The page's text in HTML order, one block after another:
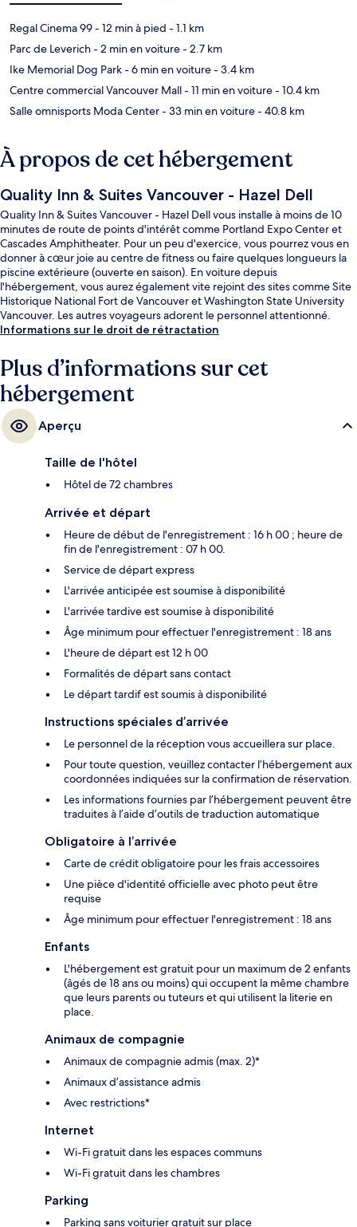
Regal Cinema 99- 12 min à pied - 1.1 km
Parc de Leverich- 2 min en voiture- 2.7 km
Ike Memorial Dog Park- 6 min en voiture- 3.4 km
Centre commercial Vancouver Mall- 11 min en voiture- 10.4 km
Salle omnisports Moda Center- 33 min en voiture- 40.8 km
À propos de cet hébergement
Quality Inn & Suites Vancouver - Hazel Dell
Quality Inn & Suites Vancouver - Hazel Dell vous installe à moins de 10
minutes de route de points d'intérêt comme Portland Expo Center et
Cascades Amphitheater. Pour un peu d'exercice, vous pourrez vous en
donner à cœur joie au centre de fitness ou faire quelques longueurs la
piscine extérieure (ouverte en saison). En voiture depuis
l'hébergement, vous aurez également vite rejoint des sites comme Site
Historique National Fort de Vancouver et Washington State University
Vancouver. Les autres voyageurs adorent le personnel attentionné.
Informations sur le droit de rétractation
Plus d’informations sur cet
hébergement
Aperçu
Taille de l'hôtel
Hôtel de 72 chambres
Arrivée et départ
Heure de début de l'enregistrement : 16 h 00 ; heure de
fin de l'enregistrement : 07 h 00.
Service de départ express
L'arrivée anticipée est soumise à disponibilité
L'arrivée tardive est soumise à disponibilité
Âge minimum pour effectuer l'enregistrement : 18 ans
L'heure de départ est 12 h 00
Formalités de départ sans contact
Le départ tardif est soumis à disponibilité
Instructions spéciales d’arrivée
Le personnel de la réception vous accueillera sur place.
Pour toute question, veuillez contacter l’hébergement aux
coordonnées indiquées sur la confirmation de réservation.
Les informations fournies par l’hébergement peuvent être
traduites à l’aide d’outils de traduction automatique
Obligatoire à l’arrivée
Carte de crédit obligatoire pour les frais accessoires
Une pièce d'identité officielle avec photo peut être
requise
Âge minimum pour effectuer l'enregistrement : 18 ans
Enfants
L'hébergement est gratuit pour un maximum de 2 enfants
(âgés de 18 ans ou moins) qui occupent la même chambre
que leurs parents ou tuteurs et qui utilisent la literie en
place.
Animaux de compagnie
Animaux de compagnie admis (max. 2)*
Animaux d’assistance admis
Avec restrictions*
Internet
Wi-Fi gratuit dans les espaces communs
Wi-Fi gratuit dans les chambres
Parking
Parking sans voiturier gratuit sur place